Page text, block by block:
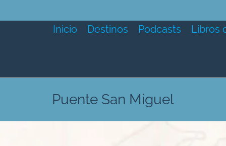
Inicio Destinos Podcasts Libros
Puente San Miguel